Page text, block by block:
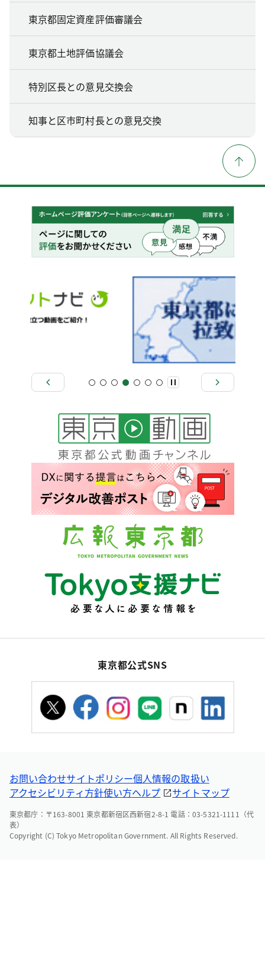
東京都固定資産評価審議会
東京都土地評価協議会
特別区長との意見交換会
知事と区市町村長との意見交換
東京都公式SNS
お問い合わせサイトポリシー個人情報の取扱い
アクセシビリティ方針使い方ヘルプ サイトマップ
東京都庁：〒163-8001 東京都新宿区西新宿2-8-1 電話：03-5321-1111（代
表）
Copyright (C) Tokyo Metropolitan Government. All Rights Reserved.